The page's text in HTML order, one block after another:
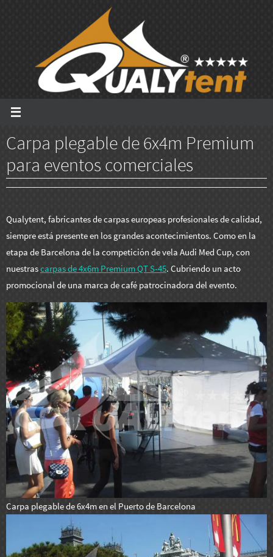
Carpa plegable de 6x4m Premium
para eventos comerciales
Qualytent, fabricantes de carpas europeas profesionales de calidad,
siempre está presente en los grandes acontecimientos. Como en la
etapa de Barcelona de la competición de vela Audi Med Cup, con
nuestrascarpas de 4x6m Premium QT S-45. Cubriendo un acto
promocional de una marca de café patrocinadora del evento.
Carpa plegable de 6x4m en el Puerto de Barcelona